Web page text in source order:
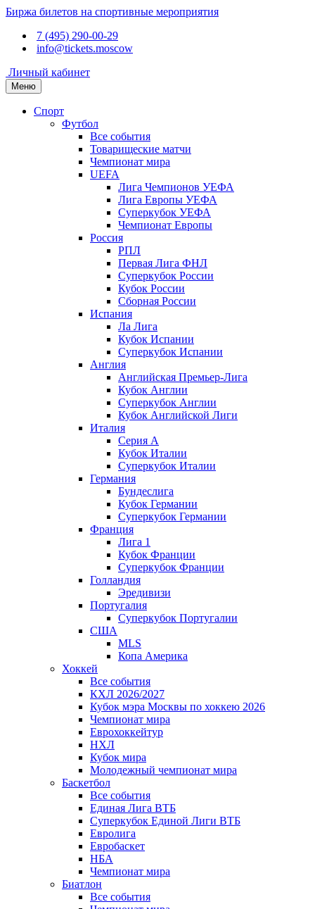
Биржа билетов на спортивные мероприятия
7 (495) 290-00-29
info@tickets.moscow
Личный кабинет
Меню
Спорт
Футбол
Все события
Товарищеские матчи
Чемпионат мира
UEFA
Лига Чемпионов УЕФА
Лига Европы УЕФА
Суперкубок УЕФА
Чемпионат Европы
Россия
РПЛ
Первая Лига ФНЛ
Суперкубок России
Кубок России
Сборная России
Испания
Ла Лига
Кубок Испании
Суперкубок Испании
Англия
Английская Премьер-Лига
Кубок Англии
Суперкубок Англии
Кубок Английской Лиги
Италия
Серия А
Кубок Италии
Суперкубок Италии
Германия
Бундеслига
Кубок Германии
Суперкубок Германии
Франция
Лига 1
Кубок Франции
Суперкубок Франции
Голландия
Эредивизи
Португалия
Суперкубок Португалии
США
MLS
Копа Америка
Хоккей
Все события
КХЛ 2026/2027
Кубок мэра Москвы по хоккею 2026
Чемпионат мира
Еврохоккейтур
НХЛ
Кубок мира
Молодежный чемпионат мира
Баскетбол
Все события
Единая Лига ВТБ
Суперкубок Единой Лиги ВТБ
Евролига
Евробаскет
НБА
Чемпионат мира
Биатлон
Все события